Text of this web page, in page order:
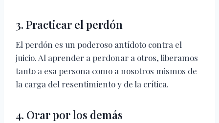
3. Practicar el perdón
El perdón es un poderoso antídoto contra el
juicio. Al aprender a perdonar a otros, liberamos
tanto a esa persona como a nosotros mismos de
la carga del resentimiento y de la crítica.
4. Orar por los demás